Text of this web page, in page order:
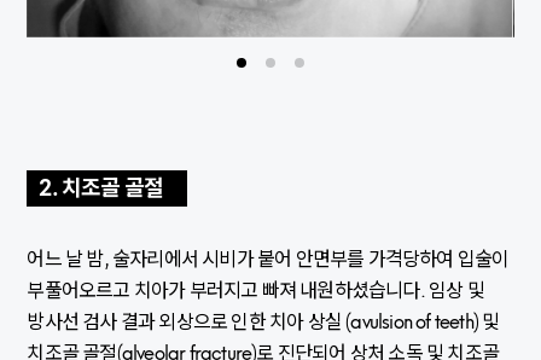
2. 치조골 골절
어느 날 밤, 술자리에서 시비가 붙어 안면부를 가격당하여 입술이
부풀어오르고 치아가 부러지고 빠져 내원하셨습니다. 임상 및
방사선 검사 결과 외상으로 인한 치아 상실 (avulsion of teeth) 및
치조골 골절(alveolar fracture)로 진단되어 상처 소독 및 치조골